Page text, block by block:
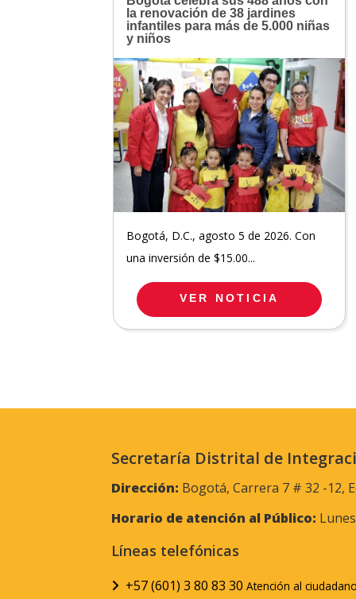
la renovación de 38 jardines
infantiles para más de 5.000 niñas
y niños
Bogotá, D.C., agosto 5 de 2026. Con
una inversión de $15.00...
VER NOTICIA
Secretaría Distrital de
Dirección: Bogotá, Carrera 7 # 32 -12,
Horario de atención al Público:
Líneas telefónicas
+57 (601) 3 80 83 30 Atención al